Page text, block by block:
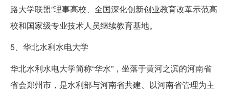
路大学联盟”理事高校、全国深化创新创业教育改革示范高
校和国家级专业技术人员继续教育基地。
5、华北水利水电大学
华北水利水电大学简称“华水”，坐落于黄河之滨的河南省
省会郑州市，是水利部与河南省共建、以河南省管理为主